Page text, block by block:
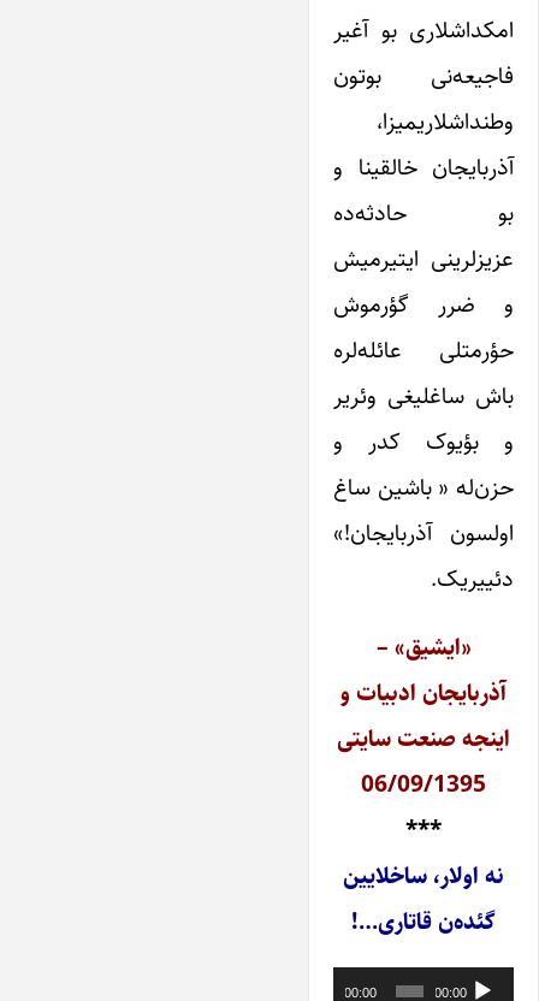
امکداشلاری بو آغیر
فاجیعه‌نی بوتون
وطنداشلاریمیزا،
آذربایجان خالقینا و
بو حادثه‌ده
عزیزلرینی ایتیرمیش
و ضرر گؤرموش
حؤرمتلی عائله‌لره
باش ساغلیغی وئریر
و بؤیوک کدر و
حزن‌له « باشین ساغ
اولسون آذربایجان!»
دئییریک.
«ایشیق» –
آذربایجان ادبیات و
اینجه صنعت سایتی
06/09/1395
***
نه اولار، ساخلایین
گئده‌ن قاتاری…!
پخش‌کننده
00:00
00:00